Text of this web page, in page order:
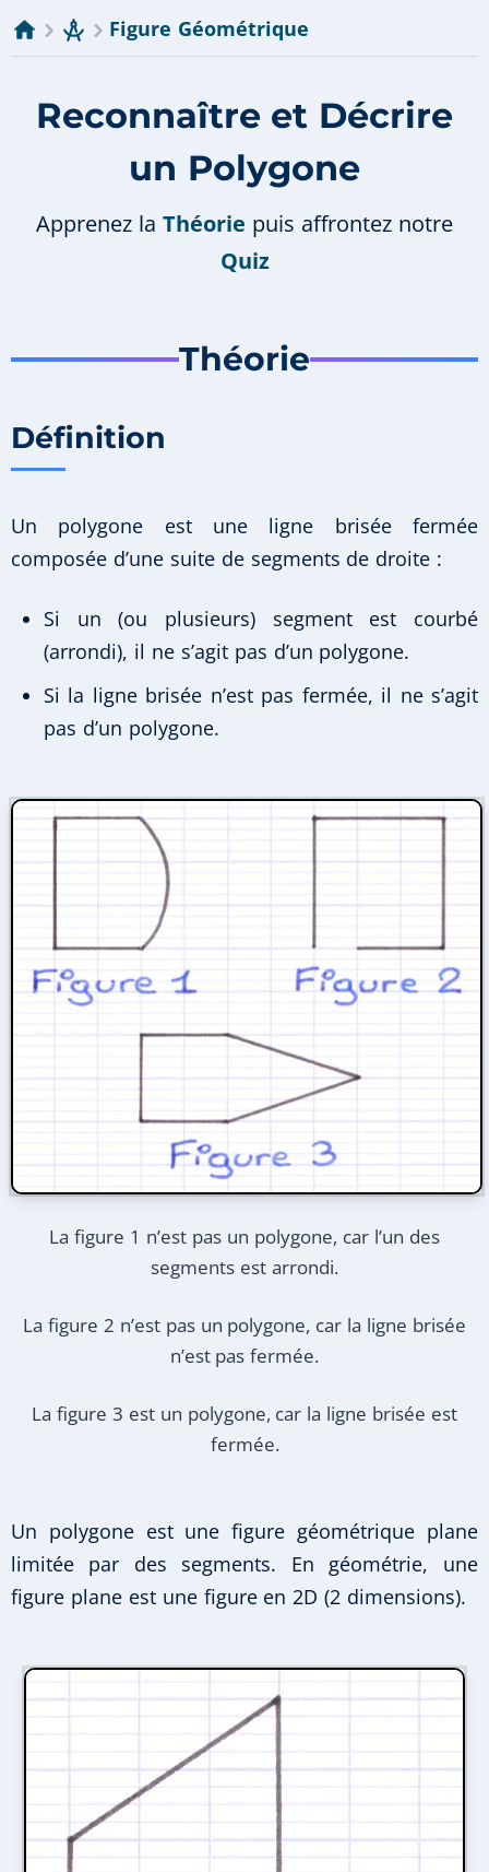
Figure Géométrique
Reconnaître et Décrire
un Polygone
Apprenez laThéorie puis affrontez notre
Quiz
Théorie
Définition
Un polygone est une ligne brisée fermée
composée d’une suite de segments de droite :
Si un (ou plusieurs) segment est courbé
(arrondi), il ne s’agit pas d’un polygone.
Si la ligne brisée n’est pas fermée, il ne s’agit
pas d’un polygone.
La figure 1 n’est pas un polygone, car l’un des
segments est arrondi.
La figure 2 n’est pas un polygone, car la ligne brisée
n’est pas fermée.
La figure 3 est un polygone, car la ligne brisée est
fermée.
Un polygone est une figure géométrique plane
limitée par des segments. En géométrie, une
figure plane est une figure en 2D (2 dimensions).